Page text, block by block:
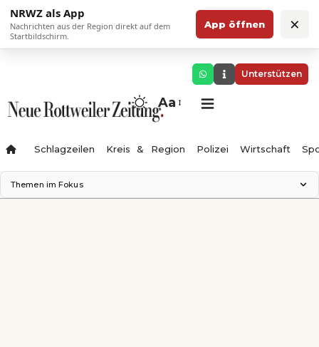
NRWZ als App
Nachrichten aus der Region direkt auf dem
Startbildschirm.
App öffnen ×
Unterstützen
Aa
Schlagzeilen Kreis & Region Polizei Wirtschaft
Themen im Fokus